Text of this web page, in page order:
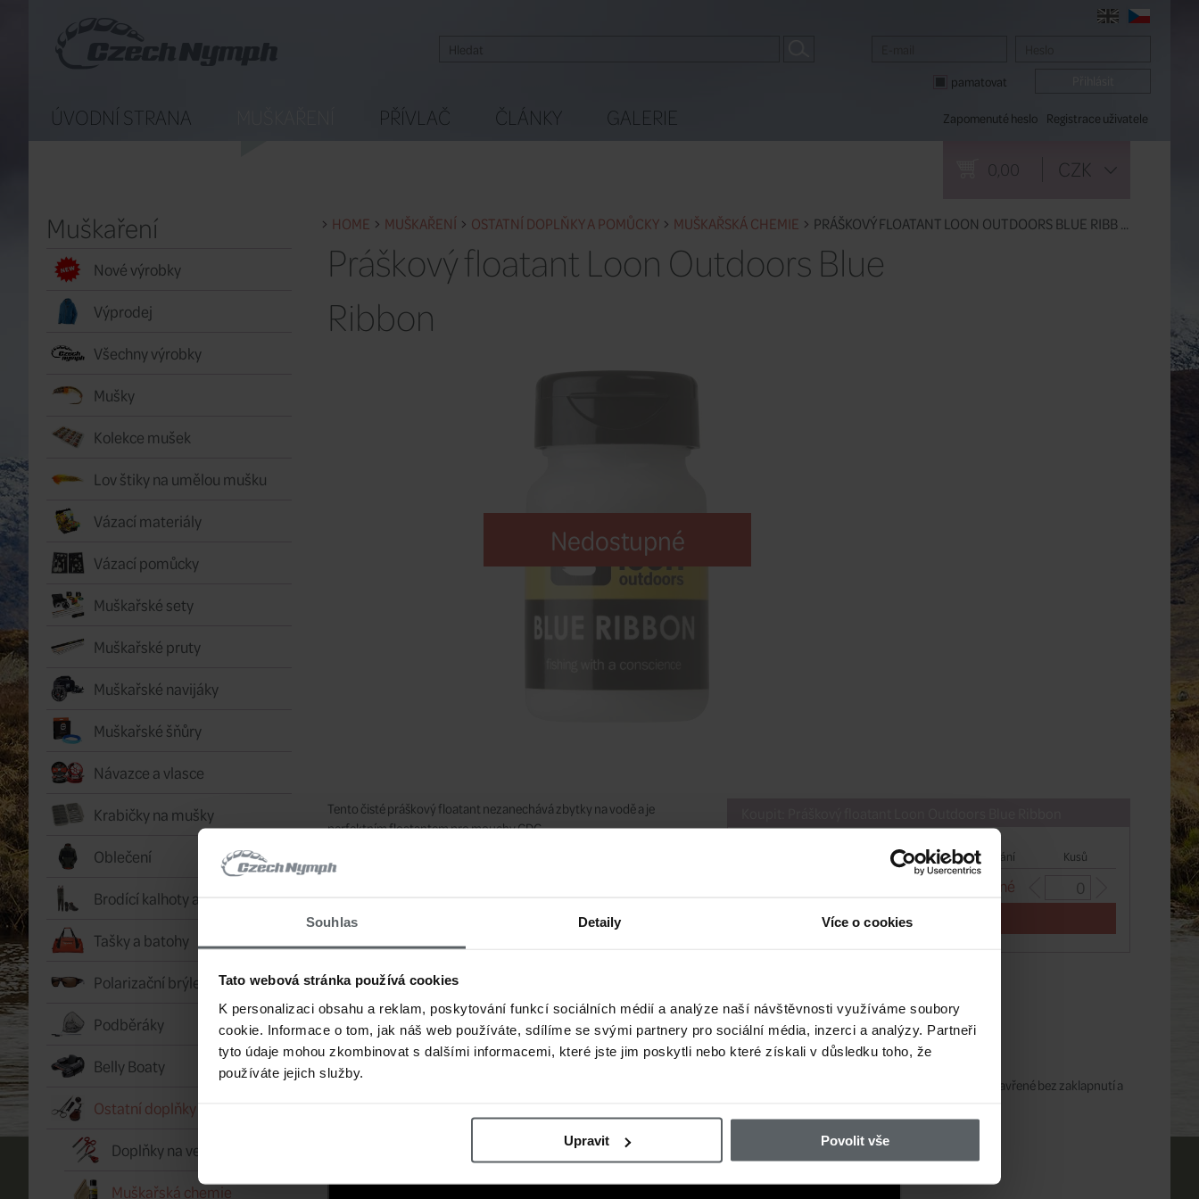
Souhlas Detaily Více o cookies
Tato webová stránka používá cookies
K personalizaci obsahu a reklam, poskytování funkcí sociálních médií a analýze naší návštěvnosti využíváme soubory
cookie. Informace o tom, jak náš web používáte, sdílíme se svými partnery pro sociální média, inzerci a analýzy. Partneři
tyto údaje mohou zkombinovat s dalšími informacemi, které jste jim poskytli nebo které získali v důsledku toho, že
používáte jejich služby.
Upravit Povolit vše
pamatovat
Zapomenuté heslo Registrace uživatele
0,00 CZK
ÚVODNÍ STRANA PŘÍVLAČ ČLÁNKY GALERIE
Muškaření
Nové výrobky
Výprodej
Všechny výrobky
Mušky
Kolekce mušek
Lov štiky na umělou mušku
Vázací materiály
Vázací pomůcky
Muškařské sety
Muškařské pruty
Muškařské navijáky
Muškařské šňůry
Návazce a vlasce
Krabičky na mušky
Oblečení
Brodící kalhoty a boty
Tašky a batohy
Polarizační brýle
Podběráky
Belly Boaty
Ostatní doplňky a pomůcky
Doplňky na vestu
Muškařská chemie
HOME MUŠKAŘENÍ OSTATNÍ DOPLŇKY A POMŮCKY MUŠKAŘSKÁ CHEMIE PRÁŠKOVÝ FLOATANT LOON OUTDOORS BLUE RIBB ...
Práškový floatant Loon Outdoors Blue
Ribbon
Nedostupné
Sklad Dodání Kusů
nedostupné
Tento čisté práškový floatant nezanechává zbytky na vodě a je
perfektním floatantem pro mouchy CDC.
Jednoduše zapracujte prsty floatant Blue Ribbon do křídel a hlavičky
Nezanechává na vodě olej
Snadno použitelná aplikace protřepáním
Velký otvor pojme velké mušky
Ideální pro jemné suché mušky
Kompatibilní se všemi typy mušek, včetně CDC mušek
Jak používat:
Ujistěte se, že muška je suchá. Otevřete překlopné víko a spusťte mušku připojenou k vlasci do lahvičky. Držte víko zavřené bez zaklapnutí a
Jak použít práškový floatant Blue Ribbon je ukázáno v následujícím videu v angličtině.